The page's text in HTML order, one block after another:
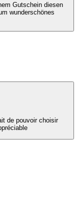
Gutschein diesen
wunderschönes
de pouvoir choisir